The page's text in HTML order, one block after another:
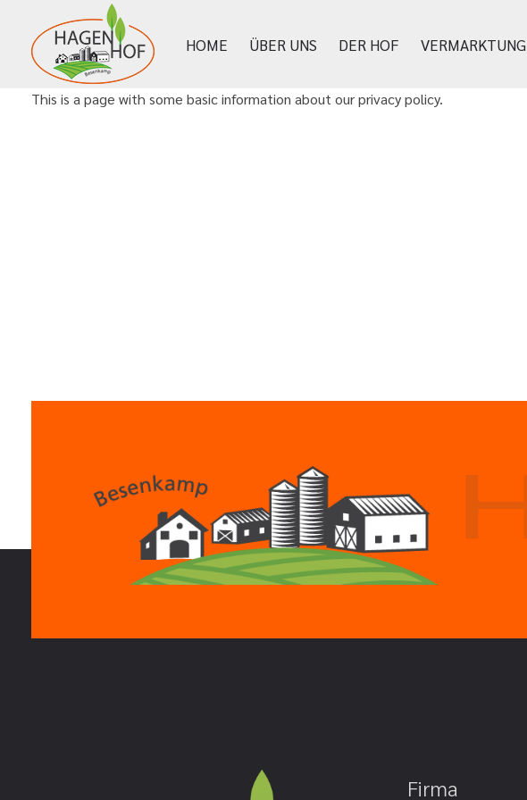
Hagenhof-Besenkamp
Tierwohlhaltung in OWL
HOME ÜBER UNS DER HOF VERMARKTUNG
This is a page with some basic information about our privacy policy.
Firma